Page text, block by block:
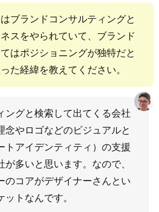
ブランドコンサルティングと
スをやられていて、ブランド
はポジショニングが独特だと
た経緯を教えてください。
ングと検索して出てくる会社
念やロゴなどのビジュアルと
トアイデンティティ）の支援
が多いと思います。なので、
のコアがデザイナーさんとい
ットなんです。